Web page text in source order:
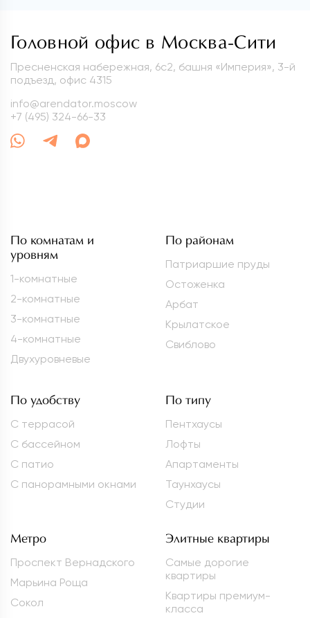
Головной офис в Москва-Сити
Пресненская набережная, 6с2, башня «Империя», 3-й
подъезд, офис 4315
info@arendator.moscow
+7 (495) 324-66-33
По комнатам и
уровням
1-комнатные
2-комнатные
3-комнатные
4-комнатные
Двухуровневые
По районам
Патриаршие пруды
Остоженка
Арбат
Крылатское
Свиблово
По удобству
С террасой
С бассейном
С патио
С панорамными окнами
По типу
Пентхаусы
Лофты
Апартаменты
Таунхаусы
Студии
Метро
Проспект Вернадского
Марьина Роща
Сокол
Элитные квартиры
Самые дорогие
квартиры
Квартиры премиум-
класса